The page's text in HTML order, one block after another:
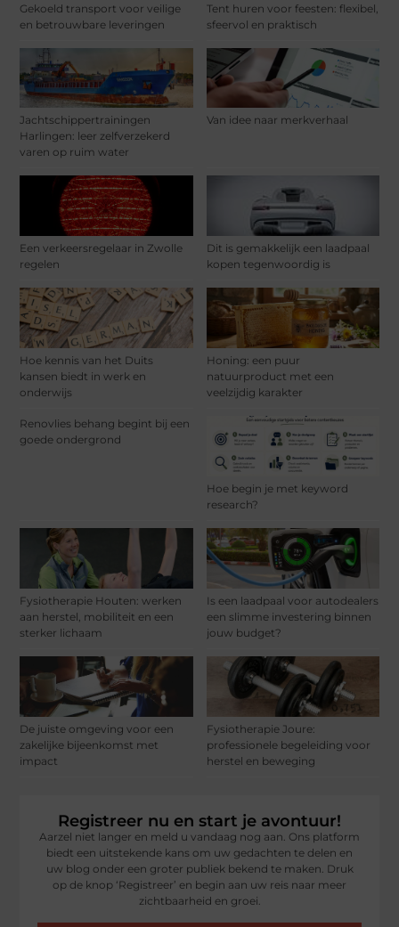
Gekoeld transport voor veilige
en betrouwbare leveringen
Tent huren voor feesten: flexibel,
sfeervol en praktisch
Jachtschippertrainingen
Harlingen: leer zelfverzekerd
varen op ruim water
Van idee naar merkverhaal
Een verkeersregelaar in Zwolle
regelen
Dit is gemakkelijk een laadpaal
kopen tegenwoordig is
Hoe kennis van het Duits
kansen biedt in werk en
onderwijs
Honing: een puur
natuurproduct met een
veelzijdig karakter
Renovlies behang begint bij een
goede ondergrond
Hoe begin je met keyword
research?
Fysiotherapie Houten: werken
aan herstel, mobiliteit en een
sterker lichaam
Is een laadpaal voor autodealers
een slimme investering binnen
jouw budget?
De juiste omgeving voor een
zakelijke bijeenkomst met
impact
Fysiotherapie Joure:
professionele begeleiding voor
herstel en beweging
Registreer nu en start je avontuur!
Aarzel niet langer en meld u vandaag nog aan. Ons platform
biedt een uitstekende kans om uw gedachten te delen en
uw blog onder een groter publiek bekend te maken. Druk
op de knop ‘Registreer’ en begin aan uw reis naar meer
zichtbaarheid en groei.